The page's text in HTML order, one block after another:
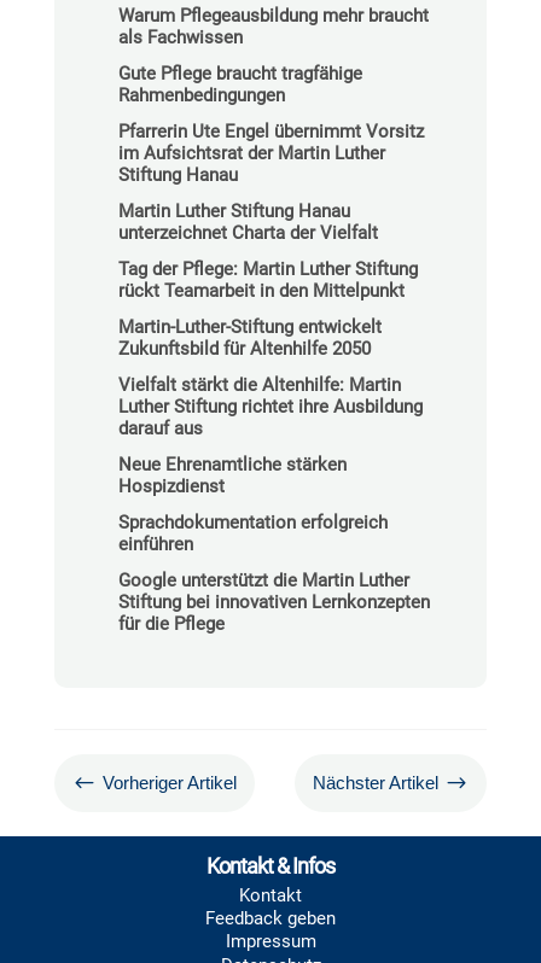
Warum Pflegeausbildung mehr braucht
als Fachwissen
Gute Pflege braucht tragfähige
Rahmenbedingungen
Pfarrerin Ute Engel übernimmt Vorsitz
im Aufsichtsrat der Martin Luther
Stiftung Hanau
Martin Luther Stiftung Hanau
unterzeichnet Charta der Vielfalt
Tag der Pflege: Martin Luther Stiftung
rückt Teamarbeit in den Mittelpunkt
Martin-Luther-Stiftung entwickelt
Zukunftsbild für Altenhilfe 2050
Vielfalt stärkt die Altenhilfe: Martin
Luther Stiftung richtet ihre Ausbildung
darauf aus
Neue Ehrenamtliche stärken
Hospizdienst
Sprachdokumentation erfolgreich
einführen
Google unterstützt die Martin Luther
Stiftung bei innovativen Lernkonzepten
für die Pflege
# Vorheriger Artikel Nächster Artikel $
Kontakt & Infos
Kontakt
Feedback geben
Impressum